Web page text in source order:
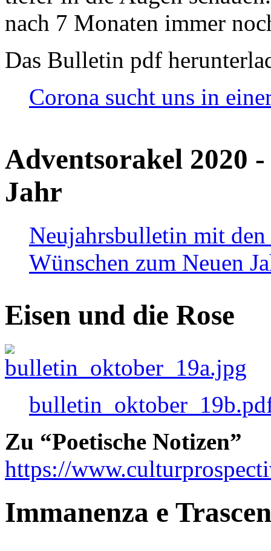
nach 7 Monaten immer
Das Bulletin pdf
Corona sucht uns in
Adventsorakel 2020
Jahr
Neujahrsbulletin mit den
Wünschen zum Neuen
Eisen und die Rose
Zu “Poetische Notizen”
https://
Immanenza e